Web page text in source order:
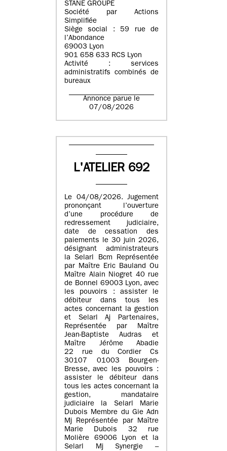
STANE GROUPE
Société par Actions
Simplifiée
Siège social : 59 rue de
l’Abondance
69003 Lyon
901 658 633 RCS Lyon
Activité : services
administratifs combinés de
bureaux
Annonce parue le
07/08/2026
L'ATELIER 692
Le 04/08/2026. Jugement
prononçant l’ouverture
d’une procédure de
redressement judiciaire,
date de cessation des
paiements le 30 juin 2026,
désignant administrateurs
la Selarl Bcm Représentée
par Maître Eric Bauland Ou
Maître Alain Niogret 40 rue
de Bonnel 69003 Lyon, avec
les pouvoirs : assister le
débiteur dans tous les
actes concernant la gestion
et Selarl Aj Partenaires,
Représentée par Maître
Jean-Baptiste Audras et
Maître Jérôme Abadie
22 rue du Cordier Cs
30107 01003 Bourg-en-
Bresse, avec les pouvoirs :
assister le débiteur dans
tous les actes concernant la
gestion, mandataire
judiciaire la Selarl Marie
Dubois Membre du Gie Adn
Mj Représentée par Maître
Marie Dubois 32 rue
Molière 69006 Lyon et la
Selarl Mj Synergie –